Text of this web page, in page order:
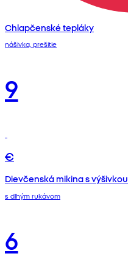
Chlapčenské tepláky
nášivka, prešitie
9
€
Dievčenská mikina s výšivkou
s dlhým rukávom
6